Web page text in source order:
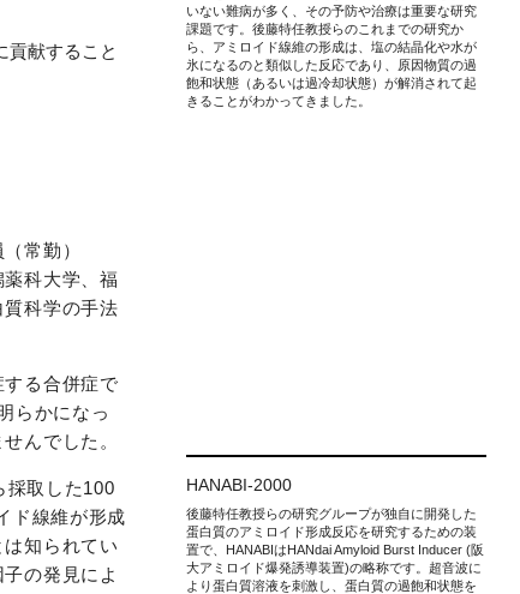
貢献すること
常勤）
科大学、福
科学の手法
る合併症で
らかになっ
んでした。
採取した100
ド線維が形成
知られてい
の発見によ
いない難病が多く、その予防や治療は重要な研究
課題です。後藤特任教授らのこれまでの研究か
ら、アミロイド線維の形成は、塩の結晶化や水が
氷になるのと類似した反応であり、原因物質の過
飽和状態（あるいは過冷却状態）が解消されて起
きることがわかってきました。
HANABI-2000
後藤特任教授らの研究グループが独自に開発した
蛋白質のアミロイド形成反応を研究するための装
置で、HANABIはHANdai Amyloid Burst Inducer (阪
大アミロイド爆発誘導装置)の略称です。超音波に
より蛋白質溶液を刺激し、蛋白質の過飽和状態を